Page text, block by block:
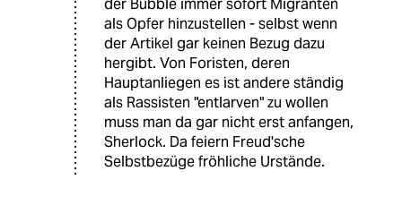
der Bubble immer sofort Migranten
als Opfer hinzustellen - selbst wenn
der Artikel gar keinen Bezug dazu
hergibt. Von Foristen, deren
Hauptanliegen es ist andere ständig
als Rassisten "entlarven" zu wollen
muss man da gar nicht erst anfangen,
Sherlock. Da feiern Freud'sche
Selbstbezüge fröhliche Urstände.